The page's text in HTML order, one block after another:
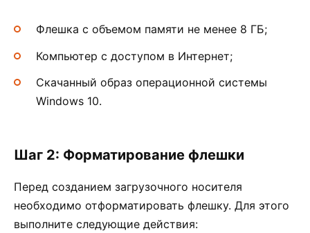
Флешка с объемом памяти не менее 8 ГБ;
Компьютер с доступом в Интернет;
Скачанный образ операционной системы
Windows 10.
Шаг 2: Форматирование флешки
Перед созданием загрузочного носителя
необходимо отформатировать флешку. Для этого
выполните следующие действия: